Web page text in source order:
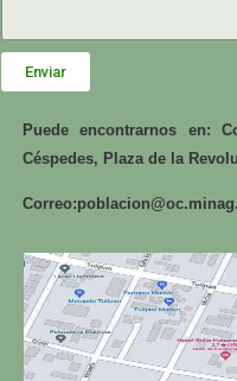
Enviar
Puede encontrarnos en:
Céspedes, Plaza de la
Correo: